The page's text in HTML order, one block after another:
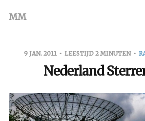
MM
9 JAN. 2011 LEESTIJD 2 MINUTEN
Nederland